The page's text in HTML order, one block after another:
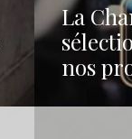
La
nos